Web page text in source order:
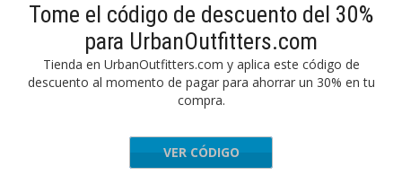
Tome el código de descuento del 30%
para UrbanOutfitters.com
Tienda en UrbanOutfitters.com y aplica este código de
descuento al momento de pagar para ahorrar un 30% en tu
compra.
INWIN
VER CÓDIGO